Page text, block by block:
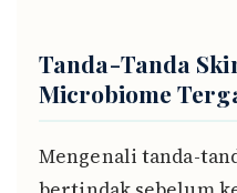
Tanda-Tanda
Microbiome
Mengenali tanda-